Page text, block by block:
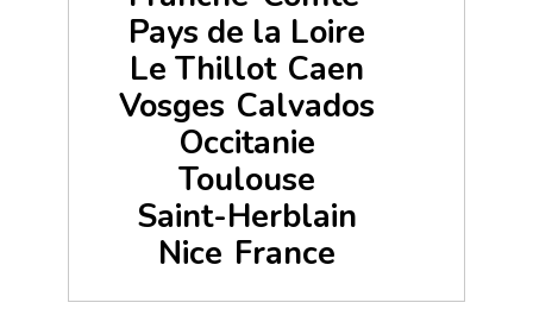
Pays de la Loire
Le Thillot Caen
Vosges Calvados
Occitanie
Toulouse
Saint-Herblain
Nice France